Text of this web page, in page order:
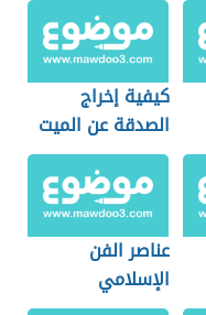
كيفية إخراج
الصدقة عن الميت
عناصر الفن
الإسلامي